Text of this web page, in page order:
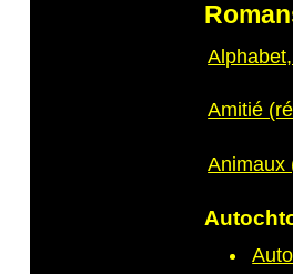
Amitié
Animaux